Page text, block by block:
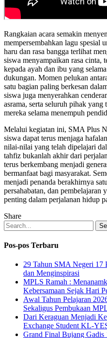
Rangkaian acara semakin
mempersembahkan lagu spesial
haru dan rasa bangga terlihat
siswa menyampaikan rasa cinta,
kepada ayah dan ibu yang
dukungan. Momen pelukan
satu bagian paling berkesan
siswa juga menyerahkan
asrama, serta seluruh pihak
mereka selama menempuh
Melalui kegiatan ini, SMA Plus
siswa dapat terus menjaga
nilai-nilai yang telah dipelajari
tahfiz bukanlah akhir dari
terus berkembang menjadi
bermanfaat bagi masyarakat.
menjadi penanda berakhirnya
persahabatan, dan pembelajaran
penting dalam perjalanan hidup
Share
Pos-pos Terbaru
29 Tahun SMA Negeri 17
dan Menginspirasi
MPLS Ramah :
Kebersamaan Sejak Hari
Awal Tahun Pelajaran
Sekaligus Pembukaan
Dari Keraguan Menjadi
Exchange Student KL-
Grand Final Bujang Gadis